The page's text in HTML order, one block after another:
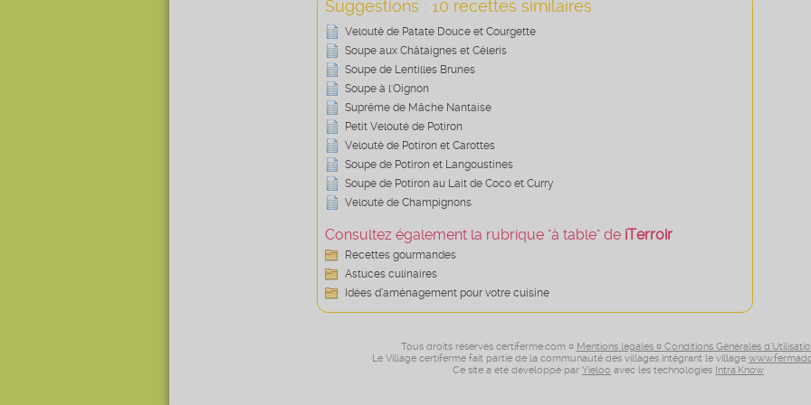
Suggestions : 10 recettes similaires
Velouté de Patate Douce et Courgette
Soupe aux Châtaignes et Céleris
Soupe de Lentilles Brunes
Soupe à l'Oignon
Suprême de Mâche Nantaise
Petit Velouté de Potiron
Velouté de Potiron et Carottes
Soupe de Potiron et Langoustines
Soupe de Potiron au Lait de Coco et Curry
Velouté de Champignons
Consultez également la rubrique "à table" de iTerroir
Recettes gourmandes
Astuces culinaires
Idées d’aménagement pour votre cuisine
Tous droits réservés certiferme.com ¤ Mentions légales ¤ Conditions Générales
Le Village certiferme fait partie de la communauté des villages intégrant le village
Ce site a été développé par Yieloo avec les technologies Intra'Know